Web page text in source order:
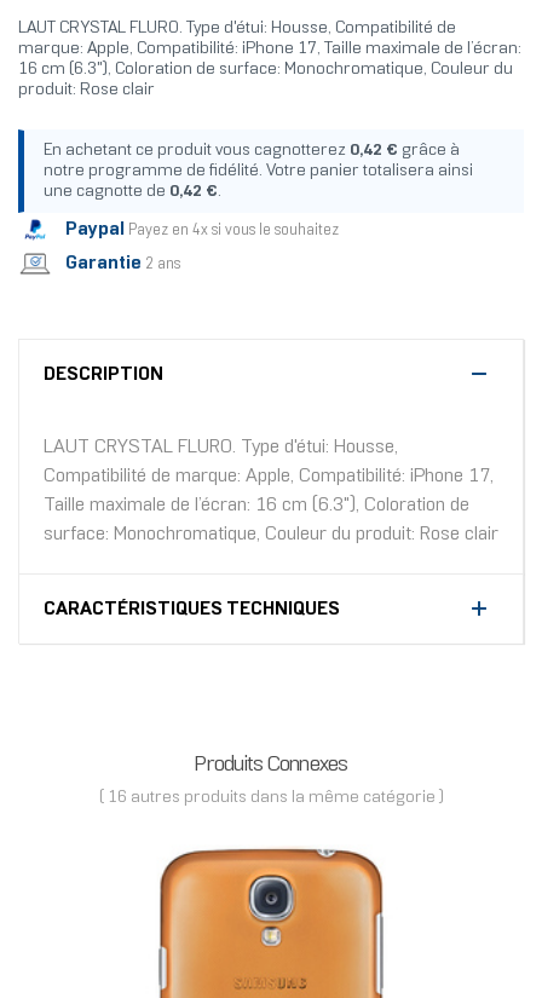
LAUT CRYSTAL FLURO. Type d'étui: Housse, Compatibilité de
marque: Apple, Compatibilité: iPhone 17, Taille maximale de l’écran:
16 cm (6.3"), Coloration de surface: Monochromatique, Couleur du
produit: Rose clair
En achetant ce produit vous cagnotterez 0,42 € grâce à
notre programme de fidélité. Votre panier totalisera ainsi
une cagnotte de 0,42 €.
Paypal Payez en 4x si vous le souhaitez
Garantie 2 ans
DESCRIPTION
LAUT CRYSTAL FLURO. Type d'étui: Housse,
Compatibilité de marque: Apple, Compatibilité: iPhone 17,
Taille maximale de l’écran: 16 cm (6.3"), Coloration de
surface: Monochromatique, Couleur du produit: Rose clair
CARACTÉRISTIQUES TECHNIQUES
Produits Connexes
( 16 autres produits dans la même catégorie )